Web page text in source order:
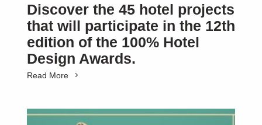
Discover the 45 hotel projects
that will participate in the 12th
edition of the 100% Hotel
Design Awards.
Read More